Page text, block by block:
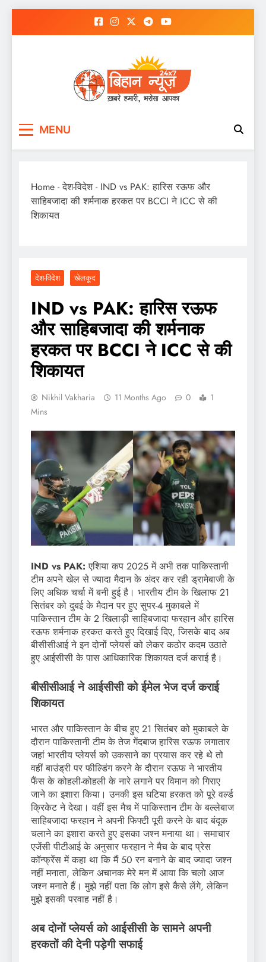
MENU
Home -देश-विदेश- IND vs PAK: हारिस रऊफ और
साहिबजादा की शर्मनाक हरकत पर BCCI ने ICC से की
शिकायत
देश-विदेश खेलकूद
IND vs PAK: हारिस रऊफ
और साहिबजादा की शर्मनाक
हरकत पर BCCI ने ICC से की
शिकायत
Nikhil Vakharia 11 Months Ago 0
1
Mins
IND vs PAK: एशिया कप 2025 में अभी तक पाकिस्तानी
टीम अपने खेल से ज्यादा मैदान के अंदर कर रही ड्रामेबाजी के
लिए अधिक चर्चा में बनी हुई है। भारतीय टीम के खिलाफ 21
सितंबर को दुबई के मैदान पर हुए सुपर-4 मुकाबले में
पाकिस्तान टीम के 2 खिलाड़ी साहिबजादा फरहान और हारिस
रऊफ शर्मनाक हरकत करते हुए दिखाई दिए, जिसके बाद अब
बीसीसीआई ने इन दोनों प्लेयर्स को लेकर कठोर कदम उठाते
हुए आईसीसी के पास आधिकारिक शिकायत दर्ज कराई है।
बीसीसीआई ने आईसीसी को ईमेल भेज दर्ज कराई
शिकायत
भारत और पाकिस्तान के बीच हुए 21 सितंबर को मुकाबले के
दौरान पाकिस्तानी टीम के तेज गेंदबाज हारिस रऊफ लगातार
जहां भारतीय प्लेयर्स को उकसाने का प्रयास कर रहे थे तो
वहीं बाउंड्री पर फील्डिंग करने के दौरान रऊफ ने भारतीय
फैंस के कोहली-कोहली के नारे लगाने पर विमान को गिराए
जाने का इशारा किया। उनकी इस घटिया हरकत को पूरे वर्ल्ड
क्रिकेट ने देखा। वहीं इस मैच में पाकिस्तान टीम के बल्लेबाज
साहिबजादा फरहान ने अपनी फिफ्टी पूरी करने के बाद बंदूक
चलाने का इशारा करते हुए इसका जश्न मनाया था। समाचार
एजेंसी पीटीआई के अनुसार फरहान ने मैच के बाद प्रेस
कॉन्फ्रेंस में कहा था कि मैं 50 रन बनाने के बाद ज्यादा जश्न
नहीं मनाता, लेकिन अचानक मेरे मन में आया कि चलो आज
जश्न मनाते हैं। मुझे नहीं पता कि लोग इसे कैसे लेंगे, लेकिन
मुझे इसकी परवाह नहीं है।
अब दोनों प्लेयर्स को आईसीसी के सामने अपनी
हरकतों की देनी पड़ेगी सफाई